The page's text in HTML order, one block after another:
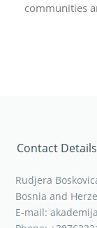
communities
Contact Details
Rudjera
Bosnia and
E-mail: